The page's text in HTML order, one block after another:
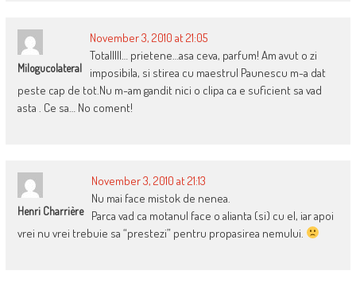
Milogucolateral
November 3, 2010 at 21:05
Totalllll… prietene…asa ceva, parfum! Am avut o zi
imposibila, si stirea cu maestrul Paunescu m-a dat
peste cap de tot.Nu m-am gandit nici o clipa ca e suficient sa vad
asta . Ce sa… No coment!
Henri Charrière
November 3, 2010 at 21:13
Nu mai face mistok de nenea.
Parca vad ca motanul face o alianta (si) cu el, iar apoi
vrei nu vrei trebuie sa “prestezi” pentru propasirea nemului.